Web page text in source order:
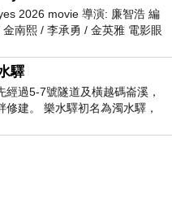
2026 movie 導演: 廉智浩 編
南熙 / 李承勇 / 金英雅 電影眼
徐珍因遺
驛
經過5-7號隧道及橫越碼崙溪，
修建。 樂水驛初名為濁水驛，
站同名，於1953